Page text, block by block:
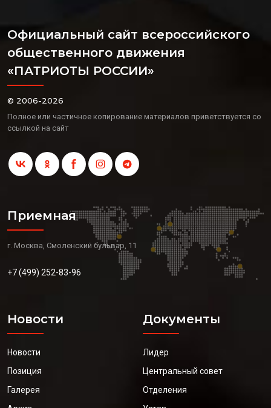
Официальный сайт всероссийского
общественного движения
«ПАТРИОТЫ РОССИИ»
© 2006-2026
Полное или частичное копирование материалов приветствуется со
ссылкой на сайт
Приемная
г. Москва, Смоленский бульвар, 11
+7 (499) 252-83-96
Новости
Новости
Позиция
Галерея
Документы
Лидер
Центральный совет
Отделения